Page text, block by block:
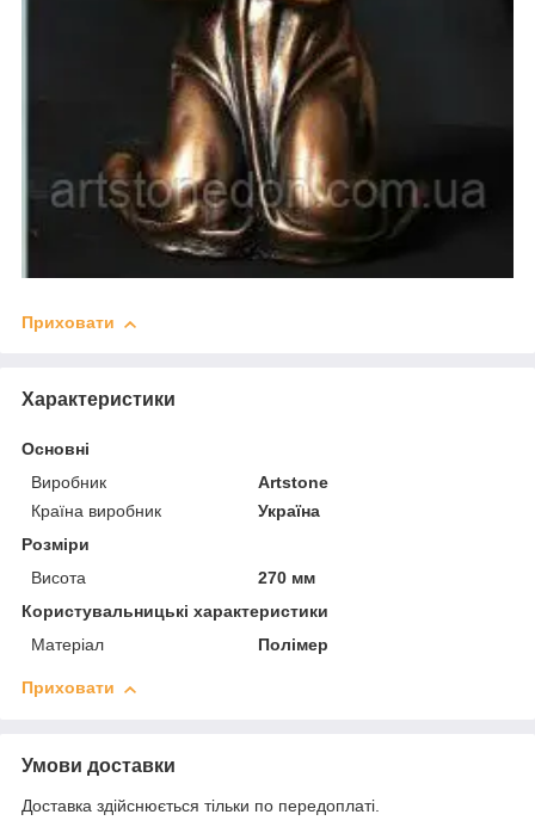
Приховати
Характеристики
Основні
Виробник
Artstone
Країна виробник
Україна
Розміри
Висота
270 мм
Користувальницькі характеристики
Матеріал
Полімер
Приховати
Умови доставки
Доставка здійснюється тільки по передоплаті.